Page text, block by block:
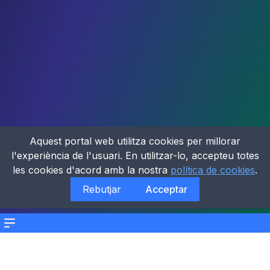
Menu
Aquest portal web utilitza cookies per millorar
l'experiència de l'usuari. En utilitzar-lo, accepteu totes
les cookies d'acord amb la nostra política de cookies.
Rebutjar
Acceptar